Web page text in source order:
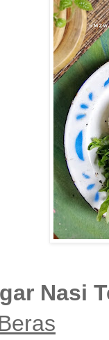
Nasi